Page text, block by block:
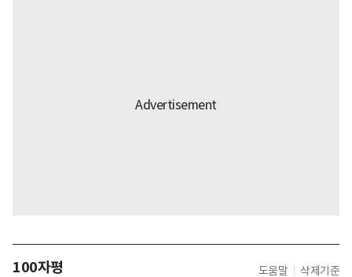
100자평 도움말 삭제기준